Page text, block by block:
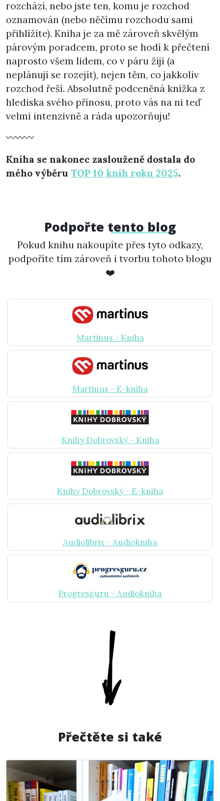
rozchází, nebo jste ten, komu je rozchod
oznamován (nebo něčímu rozchodu sami
přihlížíte). Kniha je za mě zároveň skvělým
párovým poradcem, proto se hodí k přečtení
naprosto všem lidem, co v páru žijí (a
neplánují se rozejít), nejen těm, co jakkoliv
rozchod řeší. Absolutně podceněná knížka z
hlediska svého přínosu, proto vás na ni teď
velmi intenzivně a ráda upozorňuju!
〰〰〰
Kniha se nakonec zaslouženě dostala do
mého výběru TOP 10 knih roku 2025.
Podpořte tento blog
Pokud knihu nakoupíte přes tyto odkazy,
podpoříte tím zároveň i tvorbu tohoto blogu
❤️
Martinus - Kniha
Martinus - E-kniha
Knihy Dobrovský - Kniha
Knihy Dobrovský - E-kniha
Audiolibrix - Audiokniha
Progresguru - Audiokniha
Přečtěte si také